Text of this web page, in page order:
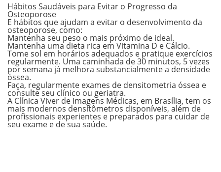
Hábitos Saudáveis para Evitar o Progresso da
Osteoporose
E hábitos que ajudam a evitar o desenvolvimento da
osteoporose, como:
Mantenha seu peso o mais próximo de ideal.
Mantenha uma dieta rica em Vitamina D e Cálcio.
Tome sol em horários adequados e pratique exercícios
regularmente. Uma caminhada de 30 minutos, 5 vezes
por semana já melhora substancialmente a densidade
óssea.
Faça, regularmente exames de densitometria óssea e
consulte seu clínico ou geriatra.
A Clínica Viver de Imagens Médicas, em Brasília, tem os
mais modernos densitômetros disponíveis, além de
profissionais experientes e preparados para cuidar de
seu exame e de sua saúde.